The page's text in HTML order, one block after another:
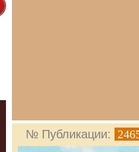
№ Публикации: